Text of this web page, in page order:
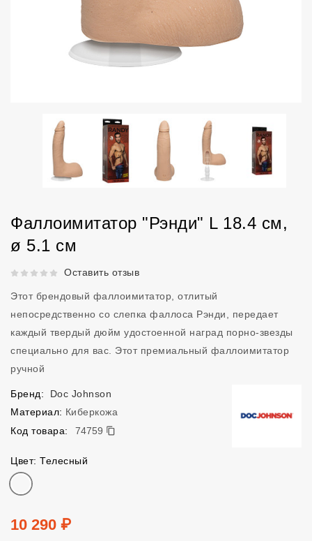
Фаллоимитатор "Рэнди" L 18.4 см,
ø 5.1 см
Рейтинг 5 из 5.Оставить отзыв
Этот брендовый фаллоимитатор, отлитый
непосредственно со слепка фаллоса Рэнди, передает
каждый твердый дюйм удостоенной наград порно-звезды
специально для вас. Этот премиальный фаллоимитатор
ручной
Бренд:
Doc Johnson
Материал: Киберкожа
Код товара:
74759
74759
Цвет: Телесный
Цвет
Цена
10 290 ₽